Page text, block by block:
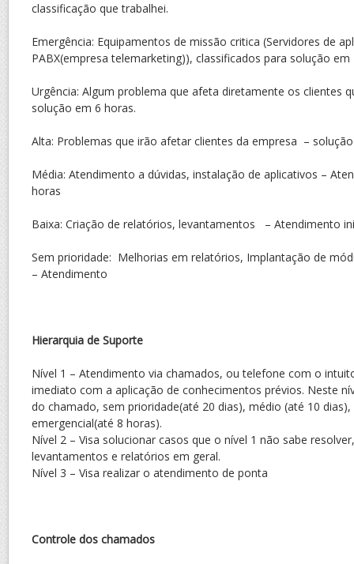
classificação que trabalhei.
Emergência: Equipamentos de missão critica (Servidores de
PABX(empresa telemarketing)), classificados para solução em
Urgência: Algum problema que afeta diretamente os clientes
solução em 6 horas.
Alta: Problemas que irão afetar clientes da empresa –
Média: Atendimento a dúvidas, instalação de aplicativos –
horas
Baixa: Criação de relatórios, levantamentos – Atendimento
Sem prioridade: Melhorias em relatórios, Implantação de
– Atendimento
Hierarquia de Suporte
Nível 1 – Atendimento via chamados, ou telefone com o
imediato com a aplicação de conhecimentos prévios. Neste
do chamado, sem prioridade(até 20 dias), médio (até 10
emergencial(até 8 horas).
Nível 2 – Visa solucionar casos que o nível 1 não sabe
levantamentos e relatórios em geral.
Nível 3 – Visa realizar o atendimento de ponta
Controle dos chamados